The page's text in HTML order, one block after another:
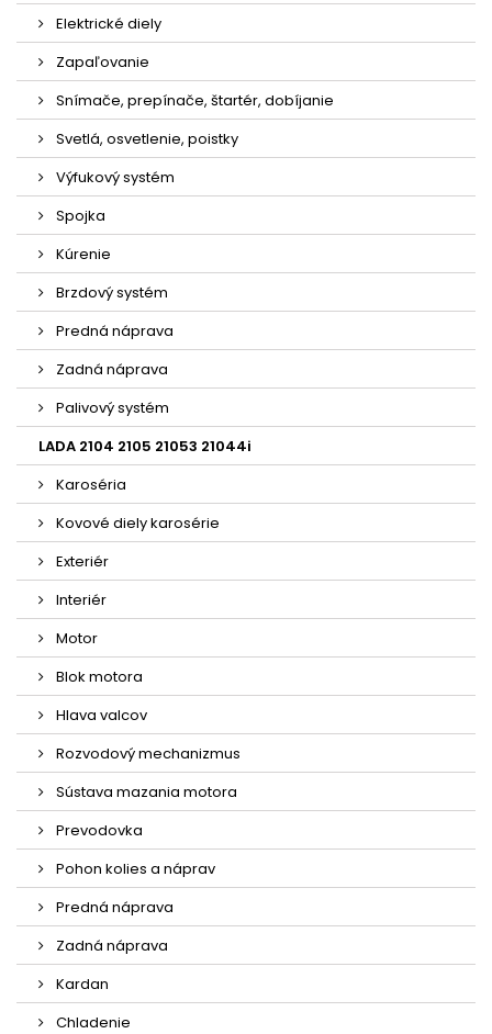
Elektrické diely
Zapaľovanie
Snímače, prepínače, štartér, dobíjanie
Svetlá, osvetlenie, poistky
Výfukový systém
Spojka
Kúrenie
Brzdový systém
Predná náprava
Zadná náprava
Palivový systém
LADA 2104 2105 21053 21044i
Karoséria
Kovové diely karosérie
Exteriér
Interiér
Motor
Blok motora
Hlava valcov
Rozvodový mechanizmus
Sústava mazania motora
Prevodovka
Pohon kolies a náprav
Predná náprava
Zadná náprava
Kardan
Chladenie